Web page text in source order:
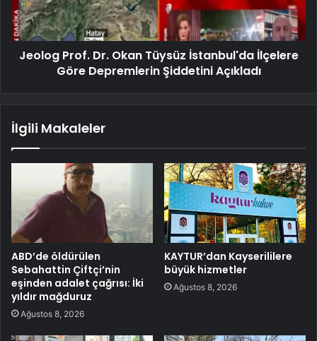
Jeolog Prof. Dr. Okan Tüysüz İstanbul'da İlçelere
Göre Depremlerin Şiddetini Açıkladı
İlgili Makaleler
ABD’de öldürülen
Sebahattin Çiftçi’nin
eşinden adalet çağrısı: İki
yıldır mağduruz
Ağustos 8, 2026
KAYTUR’dan Kayserililere
büyük hizmetler
Ağustos 8, 2026